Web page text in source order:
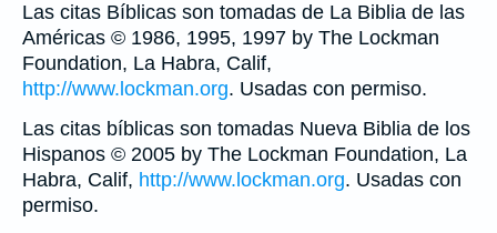
Las citas Bíblicas son tomadas de La Biblia de las
Américas © 1986, 1995, 1997 by The Lockman
Foundation, La Habra, Calif,
http://www.lockman.org. Usadas con permiso.
Las citas bíblicas son tomadas Nueva Biblia de los
Hispanos © 2005 by The Lockman Foundation, La
Habra, Calif, http://www.lockman.org. Usadas con
permiso.